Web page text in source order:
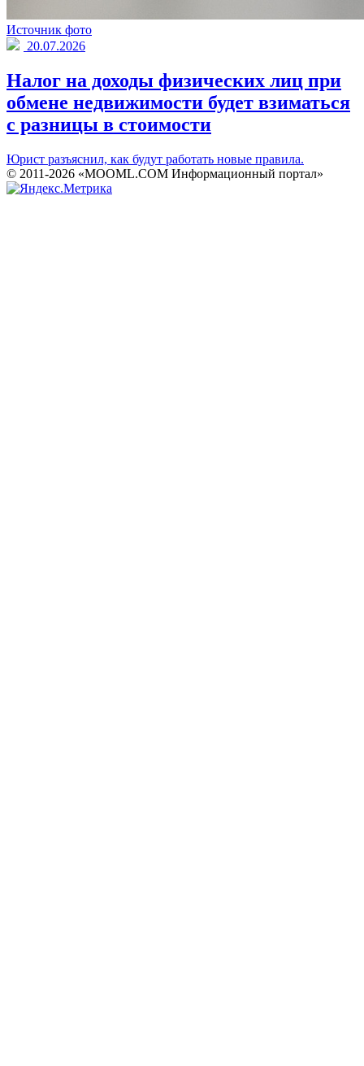
Источник фото
20.07.2026
Налог на доходы физических лиц при
обмене недвижимости будет взиматься
с разницы в стоимости
Юрист разъяснил, как будут работать новые правила.
© 2011-2026 «MOOML.COM Информационный портал»